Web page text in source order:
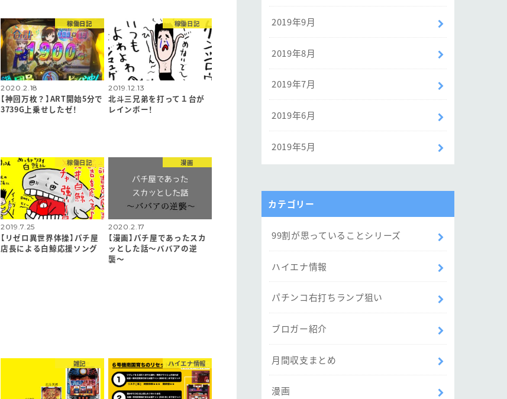
稼働日記
2020.2.18
【神回万枚？】ART開始5分で
3739G上乗せしたゼ！
稼働日記
2019.12.13
北斗三兄弟を打って１台が
レインボー！
稼働日記
2019.7.25
【リゼロ異世界体操】パチ屋
店長による白鯨応援ソング
漫画
2020.2.17
【漫画】パチ屋であったスカ
ッとした話〜ババアの逆
襲〜
雑記 ハイエナ情報
2019年9月
2019年8月
2019年7月
2019年6月
2019年5月
カテゴリー
99割が思っていることシリーズ
ハイエナ情報
パチンコ右打ちランプ狙い
ブロガー紹介
月間収支まとめ
漫画